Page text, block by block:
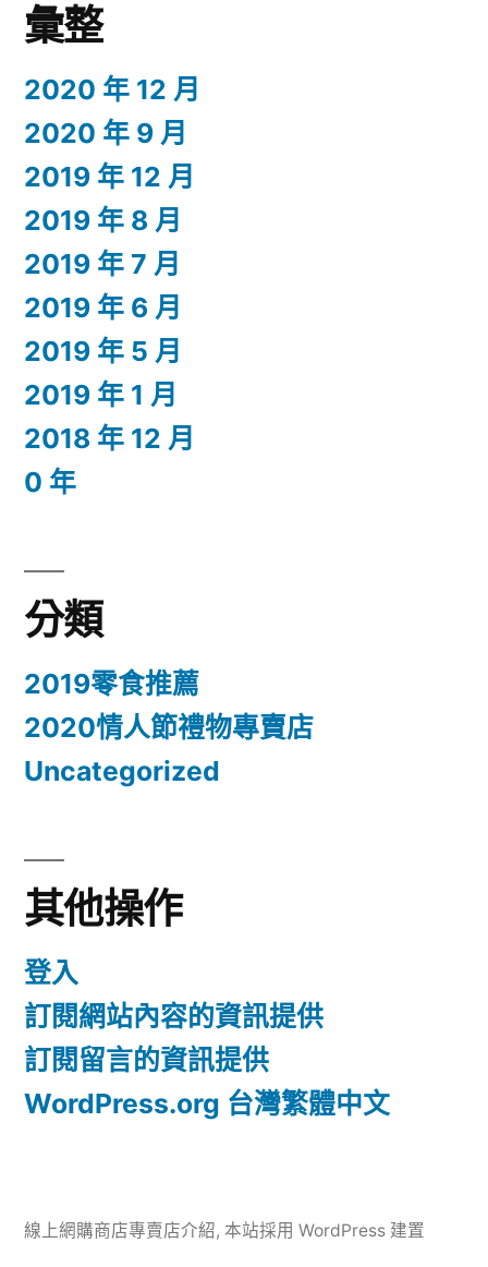
彙整
2020 年 12 月
2020 年 9 月
2019 年 12 月
2019 年 8 月
2019 年 7 月
2019 年 6 月
2019 年 5 月
2019 年 1 月
2018 年 12 月
0 年
分類
2019零食推薦
2020情人節禮物專賣店
Uncategorized
其他操作
登入
訂閱網站內容的資訊提供
訂閱留言的資訊提供
WordPress.org 台灣繁體中文
線上網購商店專賣店介紹, 本站採用 WordPress 建置